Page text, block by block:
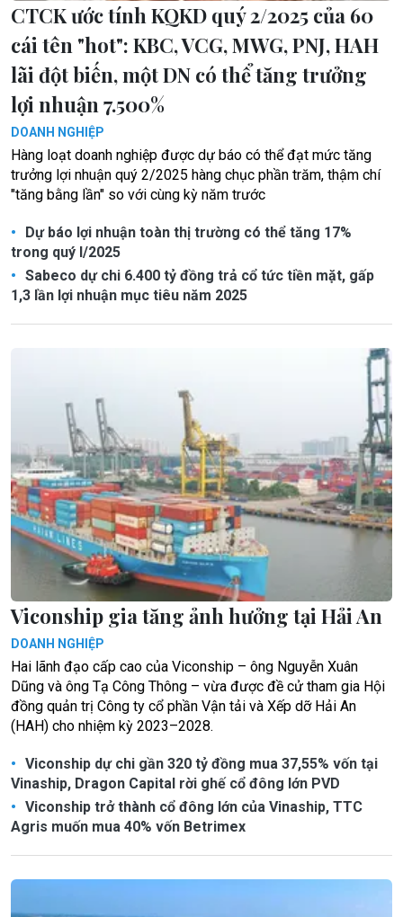
CTCK ước tính KQKD quý 2/2025 của 60
cái tên "hot": KBC, VCG, MWG, PNJ, HAH
lãi đột biến, một DN có thể tăng trưởng
lợi nhuận 7.500%
DOANH NGHIỆP
Hàng loạt doanh nghiệp được dự báo có thể đạt mức tăng
trưởng lợi nhuận quý 2/2025 hàng chục phần trăm, thậm chí
"tăng bằng lần" so với cùng kỳ năm trước
Dự báo lợi nhuận toàn thị trường có thể tăng 17%
trong quý I/2025
Sabeco dự chi 6.400 tỷ đồng trả cổ tức tiền mặt, gấp
1,3 lần lợi nhuận mục tiêu năm 2025
Viconship gia tăng ảnh hưởng tại Hải An
DOANH NGHIỆP
Hai lãnh đạo cấp cao của Viconship – ông Nguyễn Xuân
Dũng và ông Tạ Công Thông – vừa được đề cử tham gia Hội
đồng quản trị Công ty cổ phần Vận tải và Xếp dỡ Hải An
(HAH) cho nhiệm kỳ 2023–2028.
Viconship dự chi gần 320 tỷ đồng mua 37,55% vốn tại
Vinaship, Dragon Capital rời ghế cổ đông lớn PVD
Viconship trở thành cổ đông lớn của Vinaship, TTC
Agris muốn mua 40% vốn Betrimex